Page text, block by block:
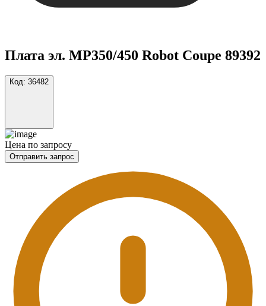
Плата эл. MP350/450 Robot Coupe 89392
Код: 36482
Цена по запросу
Отправить запрос